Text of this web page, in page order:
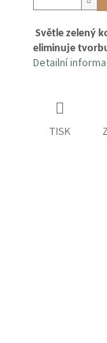
Světle zelený
eliminuje
Detailní
TISK